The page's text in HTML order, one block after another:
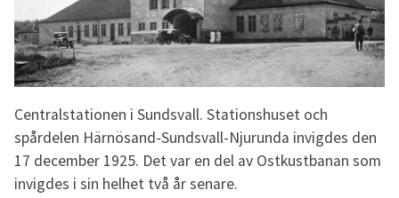
Centralstationen i Sundsvall. Stationshuset och
spårdelen Härnösand-Sundsvall-Njurunda invigdes den
17 december 1925. Det var en del av Ostkustbanan som
invigdes i sin helhet två år senare.